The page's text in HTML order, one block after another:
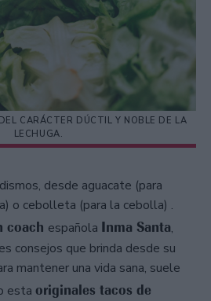
CARÁCTER DÚCTIL Y NOBLE DE LA
LECHUGA.
desde aguacate (para
o cebolleta (para la cebolla) .
coach española Inma Santa,
consejos que brinda desde su
mantener una vida sana, suele
esta originales tacos de